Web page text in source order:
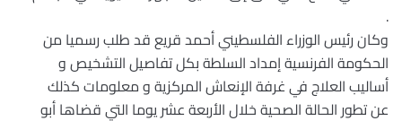
.
وكان رئيس الوزراء الفلسطيني أحمد قريع قد طلب رسميا من
الحكومة الفرنسية إمداد السلطة بكل تفاصيل التشخيص و
أساليب العلاج في غرفة الإنعاش المركزية و معلومات كذلك
عن تطور الحالة الصحية خلال الأربعة عشر يوما التي قضاها أبو